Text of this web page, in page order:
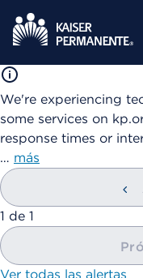
We're experiencing
some services on
response times or
… más
mostrando
1 de 1
Ver todas las alertas